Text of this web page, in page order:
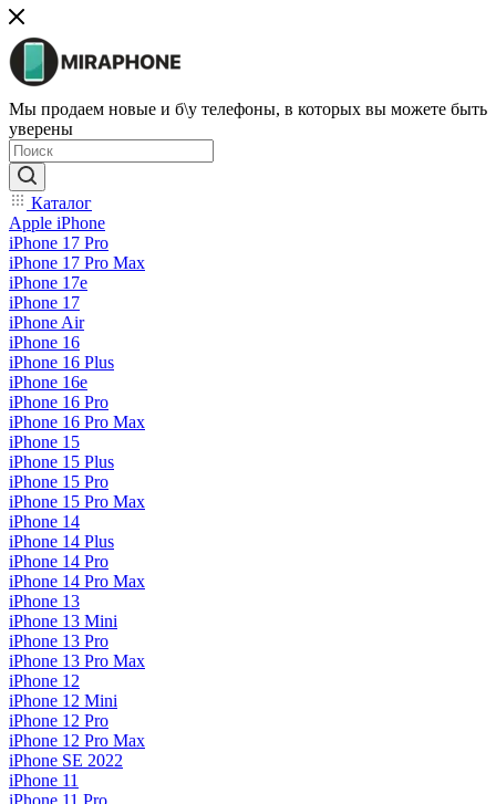
Мы продаем новые и б\у телефоны, в которых вы можете быть
уверены
Каталог
Apple iPhone
iPhone 17 Pro
iPhone 17 Pro Max
iPhone 17e
iPhone 17
iPhone Air
iPhone 16
iPhone 16 Plus
iPhone 16e
iPhone 16 Pro
iPhone 16 Pro Max
iPhone 15
iPhone 15 Plus
iPhone 15 Pro
iPhone 15 Pro Max
iPhone 14
iPhone 14 Plus
iPhone 14 Pro
iPhone 14 Pro Max
iPhone 13
iPhone 13 Mini
iPhone 13 Pro
iPhone 13 Pro Max
iPhone 12
iPhone 12 Mini
iPhone 12 Pro
iPhone 12 Pro Max
iPhone SE 2022
iPhone 11
iPhone 11 Pro